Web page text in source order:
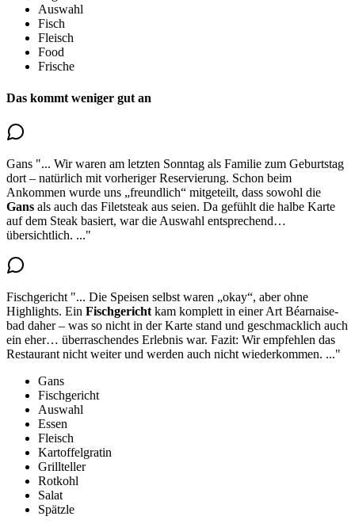
Auswahl
Fisch
Fleisch
Food
Frische
Das kommt weniger gut an
Gans "... Wir waren am letzten Sonntag als Familie zum Geburtstag
dort – natürlich mit vorheriger Reservierung. Schon beim
Ankommen wurde uns „freundlich“ mitgeteilt, dass sowohl die
Gans als auch das Filetsteak aus seien. Da gefühlt die halbe Karte
auf dem Steak basiert, war die Auswahl entsprechend…
übersichtlich. ..."
Fischgericht "... Die Speisen selbst waren „okay“, aber ohne
Highlights. Ein Fischgericht kam komplett in einer Art Béarnaise-
bad daher– was so nicht in der Karte stand und geschmacklich auch
ein eher… überraschendes Erlebnis war. Fazit: Wir empfehlen das
Restaurant nicht weiter und werden auch nicht wiederkommen. ..."
Gans
Fischgericht
Auswahl
Essen
Fleisch
Kartoffelgratin
Grillteller
Rotkohl
Salat
Spätzle